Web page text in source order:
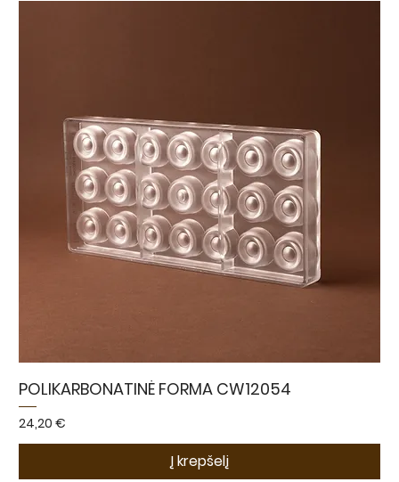
POLIKARBONATINĖ FORMA CW12054
Kaina
24,20 €
Į krepšelį